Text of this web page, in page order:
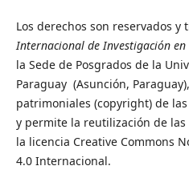
Los derechos son reservados y
Internacional de Investigación
la Sede de Posgrados de la
Paraguay (Asunción,
patrimoniales (copyright) de
y permite la reutilización de
la licencia Creative Commons
4.0 Internacional.